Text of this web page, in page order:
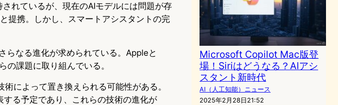
れているが、現在のAIモデルには問題が存
提携。しかし、スマートアシスタントの完
らなる進化が求められている。Appleと
課題に取り組んでいる。
によって置き換えられる可能性がある。
る予定であり、これらの技術の進化が
Microsoft Copilot Mac版登
場！Siriはどうなる？AIアシ
スタント新時代
AI（人工知能）ニュース
2025年2月28日21:52